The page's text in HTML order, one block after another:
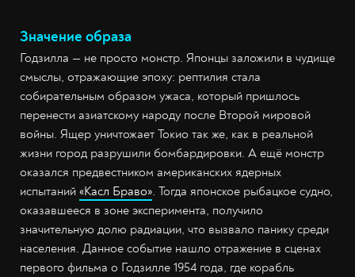
Значение образа
Годзилла — не просто монстр. Японцы заложили в чудище
смыслы, отражающие эпоху: рептилия стала
собирательным образом ужаса, который пришлось
перенести азиатскому народу после Второй мировой
войны. Ящер уничтожает Токио так же, как в реальной
жизни город разрушили бомбардировки. А ещё монстр
оказался предвестником американских ядерных
испытаний «Касл Браво». Тогда японское рыбацкое судно,
оказавшееся в зоне эксперимента, получило
значительную долю радиации, что вызвало панику среди
населения. Данное событие нашло отражение в сценах
первого фильма о Годзилле 1954 года, где корабль